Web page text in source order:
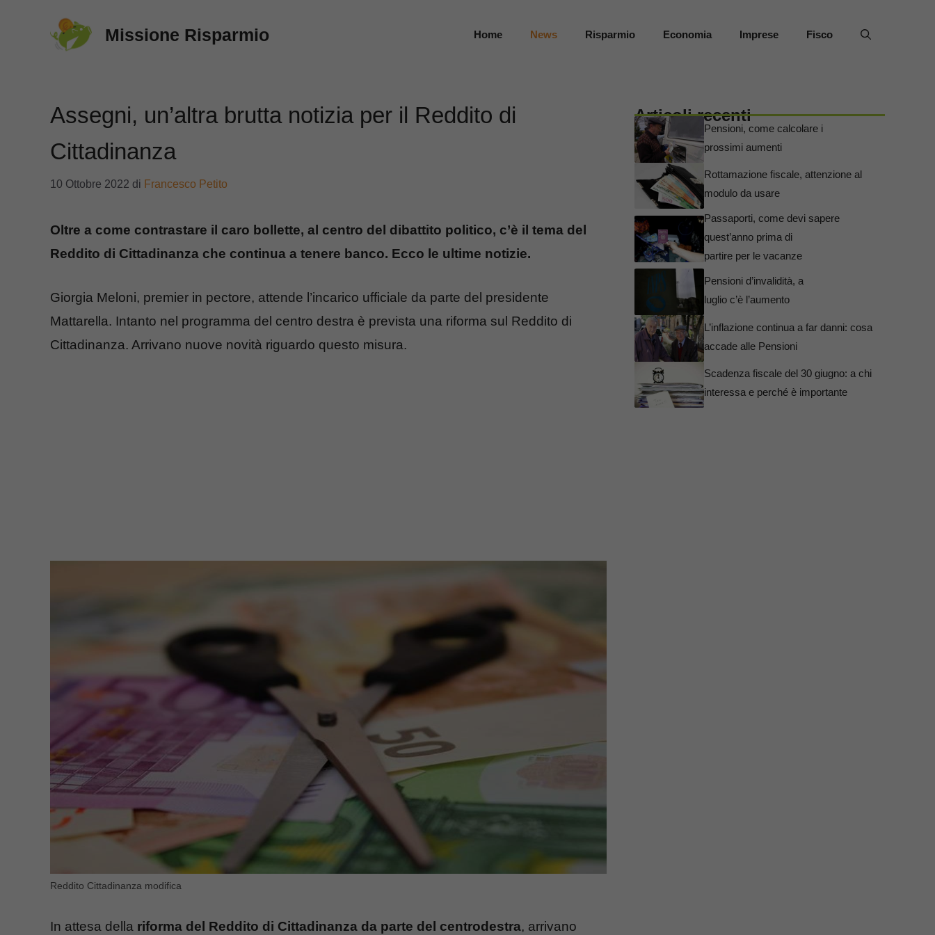
Missione Risparmio Home News Risparmio Economia Imprese Fisco
Assegni, un’altra brutta notizia per il Reddito di
Cittadinanza
10 Ottobre 2022 di Francesco Petito
Oltre a come contrastare il caro bollette, al centro del dibattito politico, c’è il tema del
Reddito di Cittadinanza che continua a tenere banco. Ecco le ultime notizie.
Giorgia Meloni, premier in pectore, attende l’incarico ufficiale da parte del presidente
Mattarella. Intanto nel programma del centro destra è prevista una riforma sul Reddito di
Cittadinanza. Arrivano nuove novità riguardo questo misura.
Reddito Cittadinanza modifica
In attesa della riforma del Reddito di Cittadinanza da parte del centrodestra, arrivano
Articoli recenti
Pensioni, come calcolare i
prossimi aumenti
Rottamazione fiscale, attenzione al
modulo da usare
Passaporti, come devi sapere
quest’anno prima di
partire per le vacanze
Pensioni d’invalidità, a
luglio c’è l’aumento
L’inflazione continua a far danni: cosa
accade alle Pensioni
Scadenza fiscale del 30 giugno: a chi
interessa e perché è importante